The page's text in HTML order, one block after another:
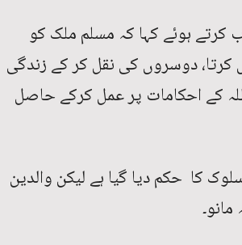
کرتے ہوئے کہا کہ مسلم ملک کو
دوسروں کی نقل کر کے زندگی
کے احکامات پر عمل کرکے حاصل
کا حکم دیا گیا ہے لیکن والدین